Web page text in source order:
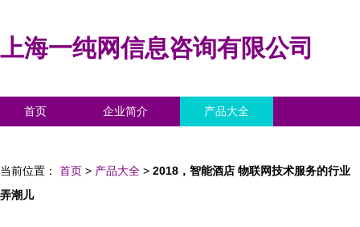
上海一纯网信息咨询有限公司
首页 企业简介 产品大全
当前位置： 首页 > 产品大全 > 2018，智能酒店 物联网技术服务的行业
弄潮儿